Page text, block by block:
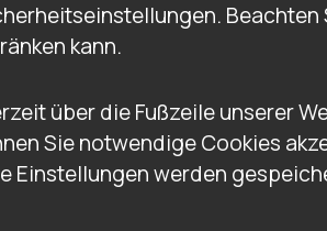
kann.
über die Fußzeile unserer
Sie notwendige Cookies
Einstellungen werden